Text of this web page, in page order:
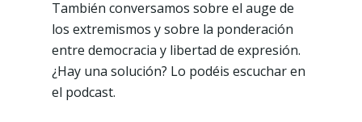
También conversamos sobre el auge de
los extremismos y sobre la ponderación
entre democracia y libertad de expresión.
¿Hay una solución? Lo podéis escuchar en
el podcast.